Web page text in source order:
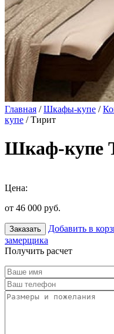
Главная /Шкафы-купе /
купе / Тирит
Шкаф-купе
Цена:
от 46 000 руб.
Заказать Добавить в
замерщика
Получить расчет